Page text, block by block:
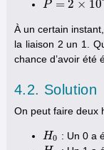
P = 2 × 10
P= 2× 10 −7
À un certain
la liaison 2 un 1.
chance d’avoir été
4.2. Solution
On peut faire deux
H0
H0 : Un 0 a